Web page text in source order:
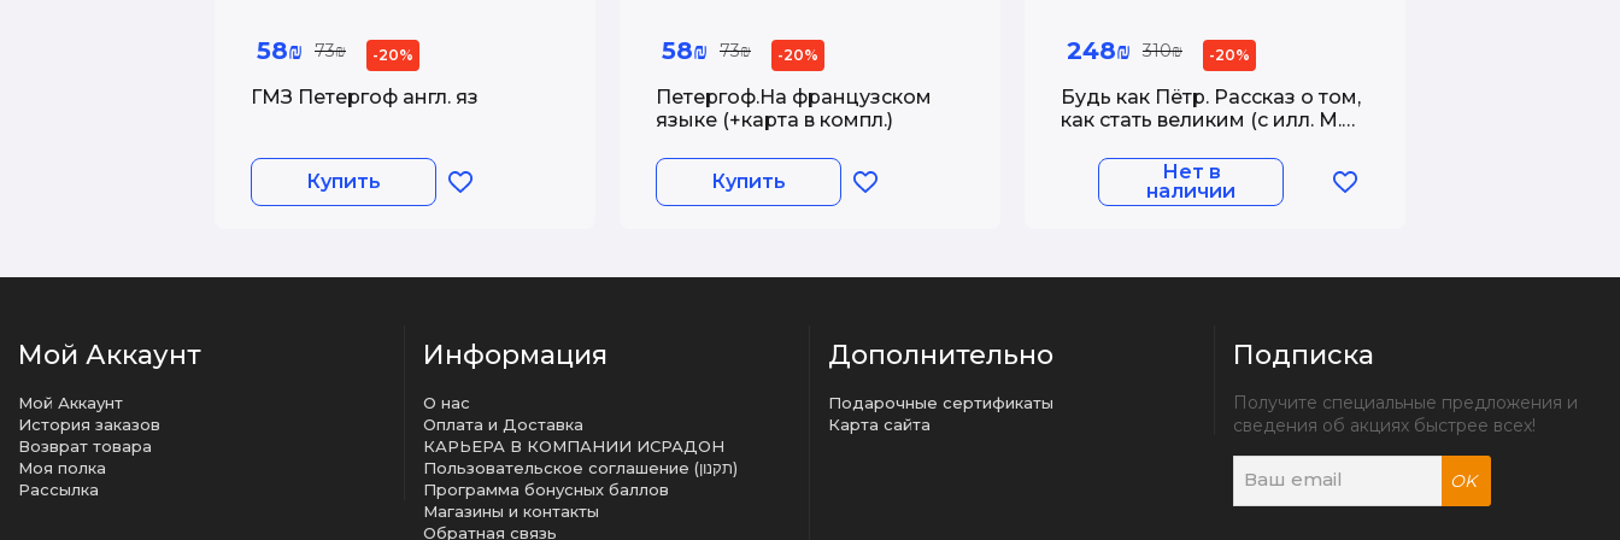
58₪ 73₪ -20%
ГМЗ Петергоф англ. яз
Купить
58₪ 73₪ -20%
Петергоф.На французском
языке (+карта в компл.)
Купить
248₪ 310₪ -20%
Будь как Пётр. Рассказ о том,
как стать великим (с илл. М.
Нет в
наличии
Мой Аккаунт
Мой Аккаунт
История заказов
Возврат товара
Моя полка
Рассылка
Информация
О нас
Оплата и Доставка
КАРЬЕРА В КОМПАНИИ ИСРАДОН
Пользовательское соглашение (תקנון)
Программа бонусных баллов
Магазины и контакты
Обратная связь
Дополнительно
Подарочные сертификаты
Карта сайта
Подписка
Получите специальные предложения и
сведения об акциях быстрее всех!
OK